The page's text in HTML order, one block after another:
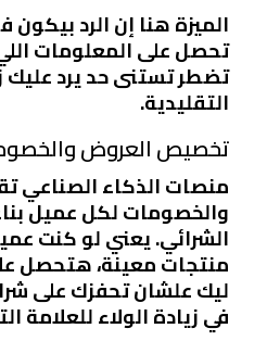
الميزة هنا إن الرد بيكون
تحصل على المعلومات
تضطر تستنى حد يرد عليك
التقليدية.
تخصيص العروض
منصات الذكاء الصناعي
والخصوماتلكل عميل
الشرائي. يعني لو كنت
منتجات معينة،
ليك علشان تحفزك على
فيزيادة الولاءللعلامة